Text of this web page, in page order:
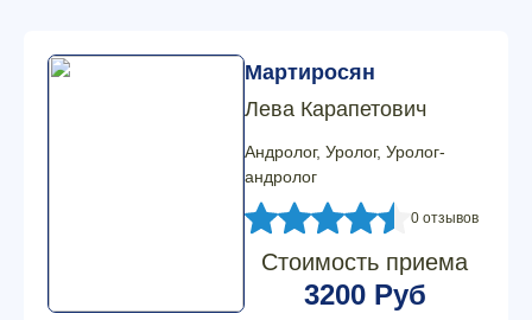
Мартиросян
Лева Карапетович
Андролог, Уролог, Уролог-
андролог
0 отзывов
Стоимость приема
3200 Руб